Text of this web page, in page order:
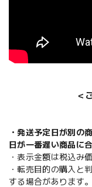
＜
・発送予定日が別の
日が一番遅い商品に
・表示金額は税込み
・転売目的の購入と
する場合があります。